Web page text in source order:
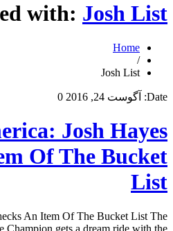
with: Josh List
Home
/
Josh List
Date: آگوست 24, 2016 0
Josh Hayes
Of The Bucket
List
An Item Of The Bucket List The
gets a dream ride with the